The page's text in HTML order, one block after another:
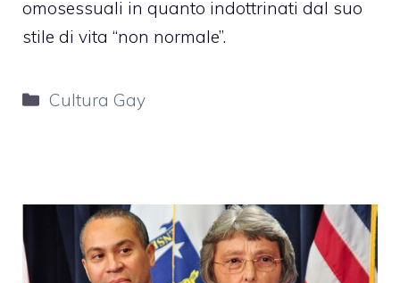
omosessuali in quanto indottrinati dal suo
stile di vita “non normale”.
Categorie
Cultura Gay